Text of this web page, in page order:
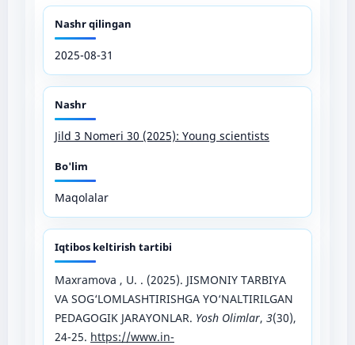
Nashr qilingan
2025-08-31
Nashr
Jild 3 Nomeri 30 (2025): Young scientists
Bo'lim
Maqolalar
Iqtibos keltirish tartibi
Maxramova , U. . (2025). JISMONIY TARBIYA
VA SOG‘LOMLASHTIRISHGA YO‘NALTIRILGAN
PEDAGOGIK JARAYONLAR. Yosh Olimlar, 3(30),
24-25. https://www.in-